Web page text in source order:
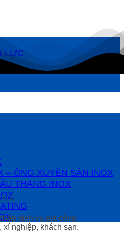
LỰC
– ỐNG XUYÊN SÀN INOX
THANG INOX
dịch vụ gia công
xí nghiệp, khách sạn,